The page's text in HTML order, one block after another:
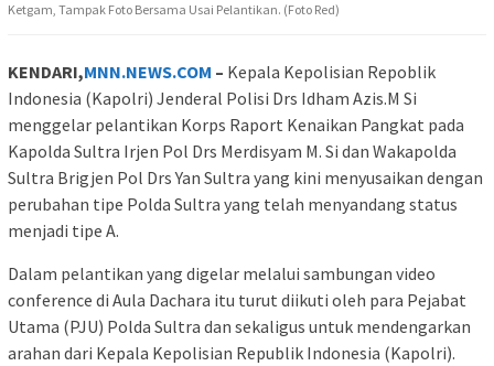
Ketgam, Tampak Foto Bersama Usai Pelantikan. (Foto Red)
KENDARI,MNN.NEWS.COM – Kepala Kepolisian Repoblik
Indonesia (Kapolri) Jenderal Polisi Drs Idham Azis.M Si
menggelar pelantikan Korps Raport Kenaikan Pangkat pada
Kapolda Sultra Irjen Pol Drs Merdisyam M. Si dan Wakapolda
Sultra Brigjen Pol Drs Yan Sultra yang kini menyusaikan dengan
perubahan tipe Polda Sultra yang telah menyandang status
menjadi tipe A.
Dalam pelantikan yang digelar melalui sambungan video
conference di Aula Dachara itu turut diikuti oleh para Pejabat
Utama (PJU) Polda Sultra dan sekaligus untuk mendengarkan
arahan dari Kepala Kepolisian Republik Indonesia (Kapolri).